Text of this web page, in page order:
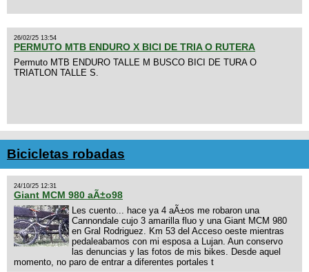
26/02/25 13:54
PERMUTO MTB ENDURO X BICI DE TRIA O RUTERA
Permuto MTB ENDURO TALLE M BUSCO BICI DE TURA O
TRIATLON TALLE S.
Bicicletas robadas
24/10/25 12:31
Giant MCM 980 aÃ±o98
Les cuento... hace ya 4 aÃ±os me robaron una
Cannondale cujo 3 amarilla fluo y una Giant MCM 980
en Gral Rodriguez. Km 53 del Acceso oeste mientras
pedaleabamos con mi esposa a Lujan. Aun conservo
las denuncias y las fotos de mis bikes. Desde aquel
momento, no paro de entrar a diferentes portales t